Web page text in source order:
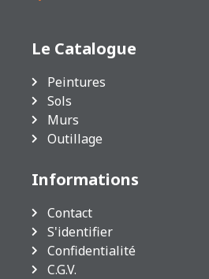
Le Catalogue
Peintures
Sols
Murs
Outillage
Informations
Contact
S'identifier
Confidentialité
C.G.V.